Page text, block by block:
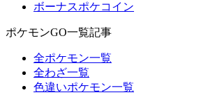
ボーナスポケコイン
ポケモンGO一覧記事
全ポケモン一覧
全わざ一覧
色違いポケモン一覧